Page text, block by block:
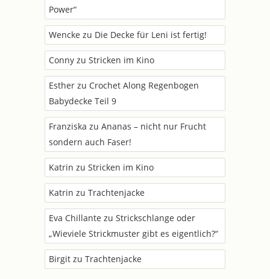
Power“
Wencke zu Die Decke für Leni ist fertig!
Conny zu Stricken im Kino
Esther zu Crochet Along Regenbogen
Babydecke Teil 9
Franziska zu Ananas – nicht nur Frucht
sondern auch Faser!
Katrin zu Stricken im Kino
Katrin zu Trachtenjacke
Eva Chillante zu Strickschlange oder
„Wieviele Strickmuster gibt es eigentlich?“
Birgit zu Trachtenjacke